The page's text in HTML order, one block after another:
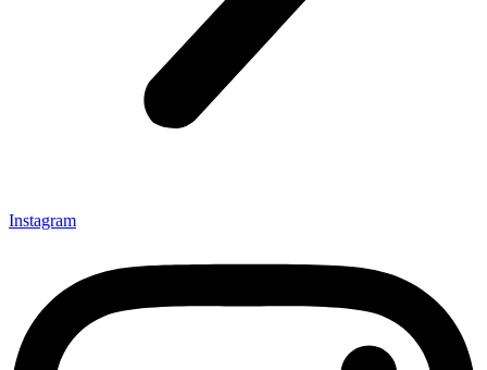
Instagram